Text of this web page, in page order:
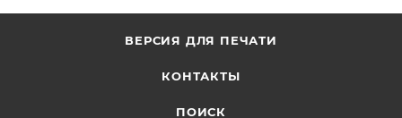
ВЕРСИЯ ДЛЯ ПЕЧАТИ
КОНТАКТЫ
ПОИСК